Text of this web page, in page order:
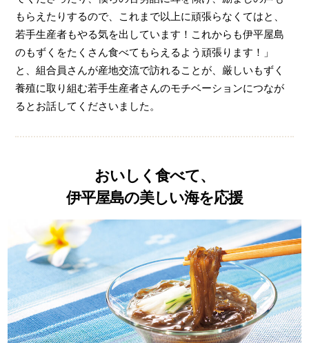
もらえたりするので、これまで以上に頑張らなくてはと、
若手生産者もやる気を出しています！これからも伊平屋島
のもずくをたくさん食べてもらえるよう頑張ります！」
と、組合員さんが産地交流で訪れることが、厳しいもずく
養殖に取り組む若手生産者さんのモチベーションにつなが
るとお話してくださいました。
おいしく食べて、
伊平屋島の美しい海を応援